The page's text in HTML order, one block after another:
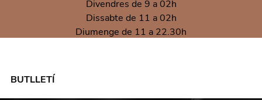
Divendres de 9 a 02h
Dissabte de 11 a 02h
Diumenge de 11 a 22.30h
BUTLLETÍ